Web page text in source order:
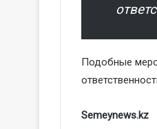
Подобные
Semeynews.kz